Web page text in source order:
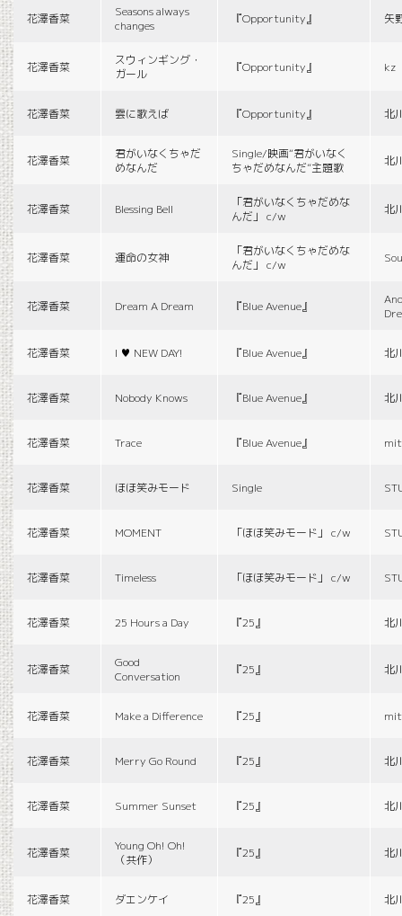
花澤香菜
Seasons always
changes
『Opportunity』 矢
花澤香菜
スウィンギング・
ガール
『Opportunity』 kz
花澤香菜 雲に歌えば 『Opportunity』 北
花澤香菜
君がいなくちゃだ
めなんだ
Single/映画“君がいなく
ちゃだめなんだ”主題歌
北
花澤香菜 Blessing Bell
「君がいなくちゃだめな
んだ」 c/w
北
花澤香菜 運命の女神
「君がいなくちゃだめな
んだ」 c/w
花澤香菜 Dream A Dream 『Blue Avenue』
花澤香菜 I ♥ NEW DAY! 『Blue Avenue』 北
花澤香菜 Nobody Knows 『Blue Avenue』 北
花澤香菜 Trace 『Blue Avenue』
花澤香菜 ほほ笑みモード Single
花澤香菜 MOMENT 「ほほ笑みモード」 c/w
花澤香菜 Timeless 「ほほ笑みモード」 c/w
花澤香菜 25 Hours a Day 『25』 北
花澤香菜
Good
Conversation
『25』 北
花澤香菜 Make a Difference 『25』
花澤香菜 Merry Go Round 『25』 北
花澤香菜 Summer Sunset 『25』 北
花澤香菜
Young Oh! Oh!
（共作）
『25』 北
花澤香菜 ダエンケイ 『25』 北